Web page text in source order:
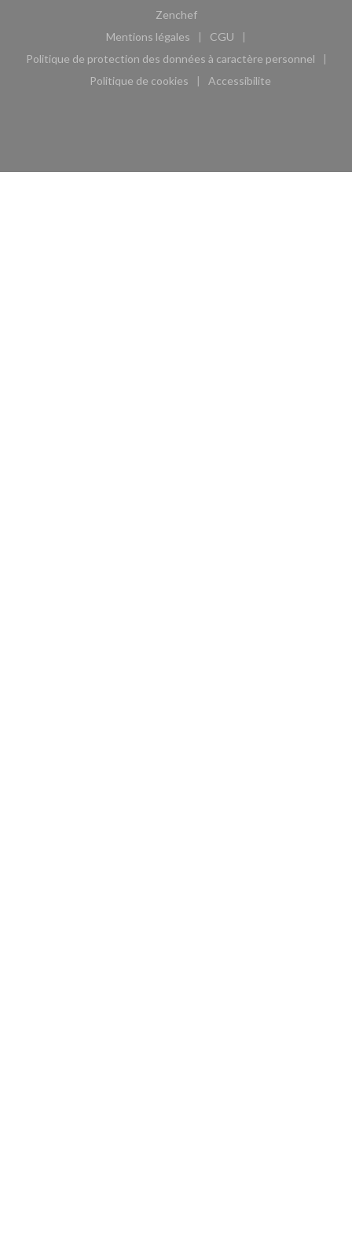
Zenchef((ouvre une nouvelle fenêtre))
Mentions légales
((ouvre une nouvelle fenêtre))
CGU
((ouvre une nouvelle
Politique de protection des données à caractère personnel
((ouvre une nouvelle fenêtre))
Politique de cookies
((ouvre une nouvelle fenêtre))
Accessibilite